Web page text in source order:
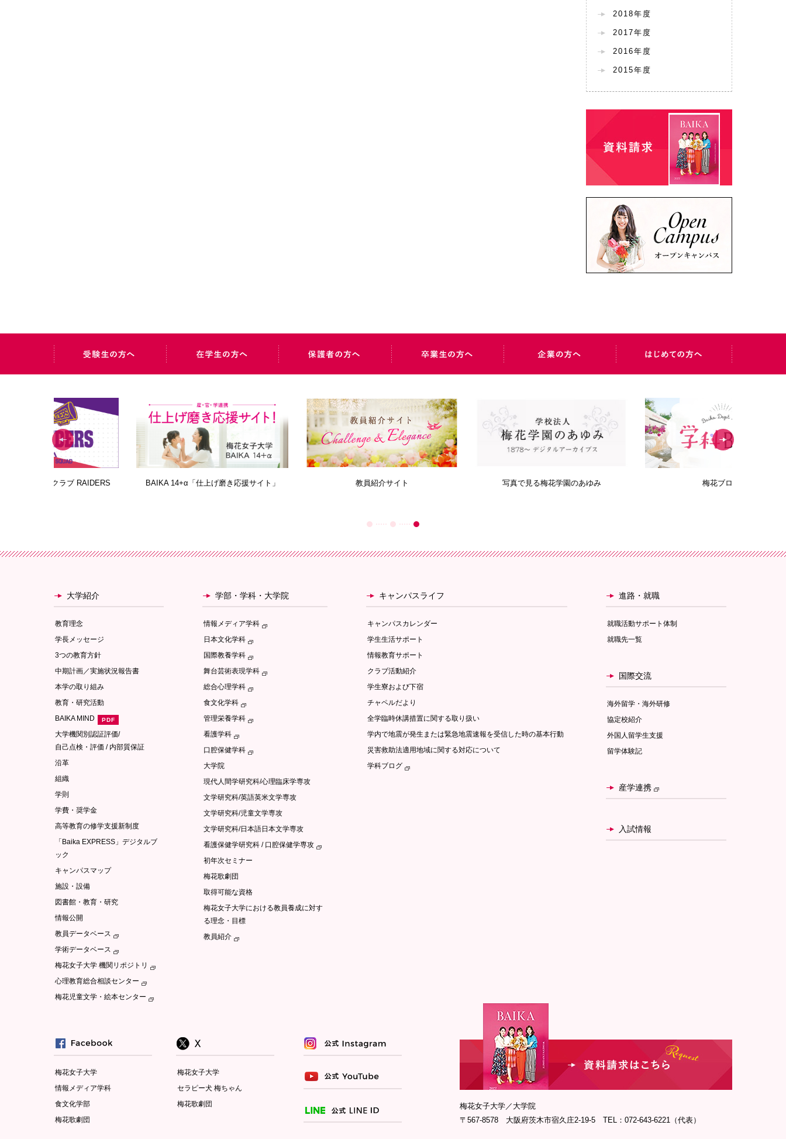
2018年度
2017年度
2016年度
2015年度
BAIKA 14+α「仕上げ磨き応援サイト」 写真で見る梅花学園のあゆみ
大学紹介
教育理念
学長メッセージ
3つの教育方針
中期計画／実施状況報告書
本学の取り組み
教育・研究活動
BAIKA MIND
大学機関別認証評価/
自己点検・評価 / 内部質保証
沿革
組織
学則
学費・奨学金
高等教育の修学支援新制度
「Baika EXPRESS」デジタルブ
ック
キャンパスマップ
施設・設備
図書館・教育・研究
情報公開
教員データベース
学術データベース
梅花女子大学 機関リポジトリ
心理教育総合相談センター
梅花児童文学・絵本センター
学部・学科・大学院
情報メディア学科
日本文化学科
国際教養学科
舞台芸術表現学科
総合心理学科
食文化学科
管理栄養学科
看護学科
口腔保健学科
大学院
現代人間学研究科/心理臨床学専攻
文学研究科/英語英米文学専攻
文学研究科/児童文学専攻
文学研究科/日本語日本文学専攻
看護保健学研究科 / 口腔保健学専攻
初年次セミナー
梅花歌劇団
取得可能な資格
梅花女子大学における教員養成に対す
る理念・目標
教員紹介
キャンパスライフ
キャンパスカレンダー
学生生活サポート
情報教育サポート
クラブ活動紹介
学生寮および下宿
チャペルだより
全学臨時休講措置に関する取り扱い
学内で地震が発生または緊急地震速報を受信した時の基本行動
災害救助法適用地域に関する対応について
学科ブログ
進路・就職
就職活動サポート体制
就職先一覧
国際交流
海外留学・海外研修
協定校紹介
外国人留学生支援
留学体験記
産学連携
入試情報
梅花女子大学／大学院
〒567-8578 大阪府茨木市宿久庄2-19-5 TEL：072-643-6221（代表）
梅花女子大学
情報メディア学科
食文化学部
梅花歌劇団
梅花女子大学
セラピー犬 梅ちゃん
梅花歌劇団